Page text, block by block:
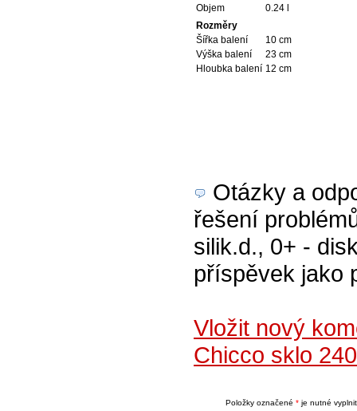
Objem
0.24 l
Rozměry
Šířka balení
10 cm
Výška balení
23 cm
Hloubka balení 12 cm
Otázky a
řešení
silik.d., 0+ -
příspěvek jako
Vložit nový
Chicco sklo
Položky označené *je nutné